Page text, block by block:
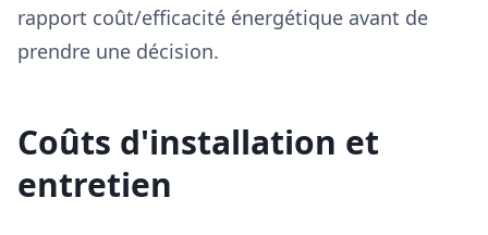
rapport coût/efficacité énergétique avant de
prendre une décision.
Coûts d'installation et
entretien